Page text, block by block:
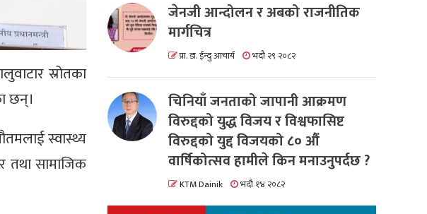
स्रोतका
छन्।
स्वास्थ्य
तथा सामाजिक
जेनजी आन्दोलन र अबको राजनीतिक
मार्गचित्र
प्रा. डा. ईन्दु आचार्य भदौ २९ २०८२
चिनियाँ जनताको जापानी आक्रमण
विरुद्दको युद्ध विजय र विश्वफासिष्ट
विरुद्दको युद्द विजयको ८० औं
वार्षिकोत्सव हामीले किन मनाउनुपर्दछ ?
KTM Dainik भदौ १४ २०८२